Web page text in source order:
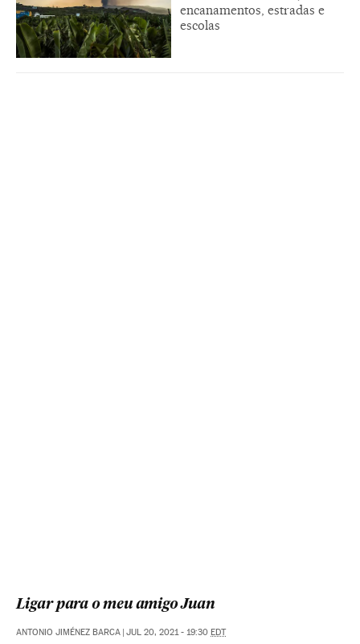
encanamentos, estradas e
escolas
Ligar para o meu amigo Juan
ANTONIO JIMÉNEZ BARCA JUL 20, 2021 - 19:30 EDT